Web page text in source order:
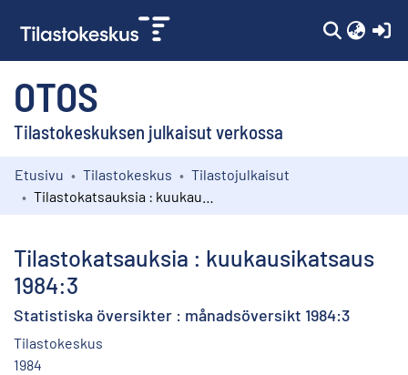
OTOS
Tilastokeskuksen julkaisut verkossa
Kokoelmat
Etusivu Tilastokeskus
Tilastojulkaisut
Tilastokatsauksia : kuukausikatsaus
1984:3
Statistiska översikter : månadsöversikt 1984:3
Tilastokeskus
1984